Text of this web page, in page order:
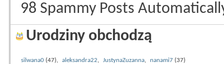
98 Spammy Posts
Urodziny obchodzą
silwana0 (47), aleksandra22, JustynaZuzanna, nanami7 (37)